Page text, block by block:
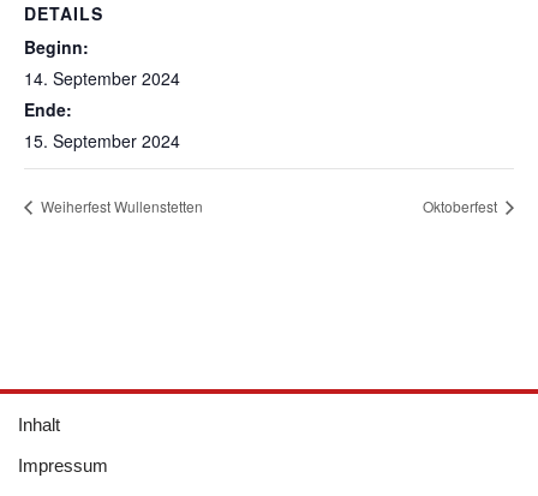
DETAILS
Beginn:
14. September 2024
Ende:
15. September 2024
Weiherfest Wullenstetten Oktoberfest
Inhalt
Impressum